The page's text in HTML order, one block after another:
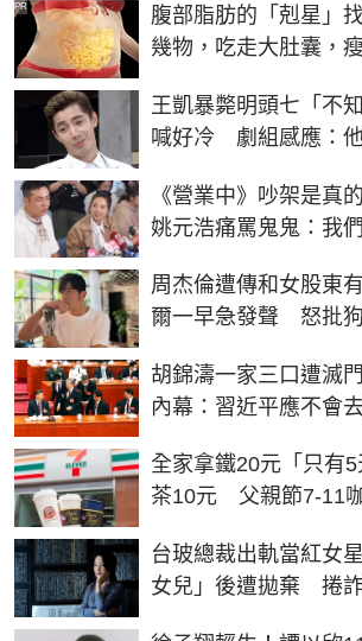
腹部脂肪的「剋星」
幾物，吃走大肚囊，
PR
王凱暴斃明頭七「不
喊好冷 劇組感應：
《營業中》吵架是真
姚元浩痛罵鬼鬼：我
周杰倫遭傳和女股東
爾一早急發聲 怒批
胡錦濤一家三口遭滅
內幕：習近平應不會
全家拿鐵20元「只有
茶10元 父親節7-11
台玻總裁出軌當紅女
女兒」後遭拋棄 捲